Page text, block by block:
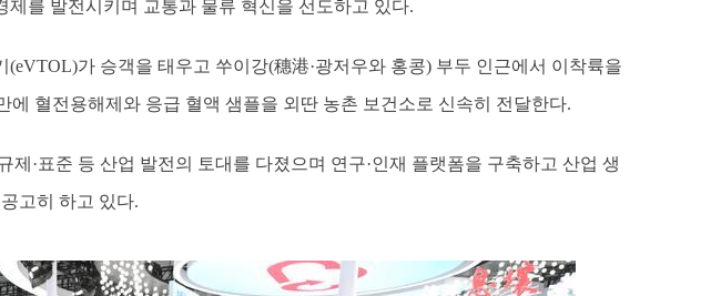
를 발전시키며 교통과 물류 혁신을 선도하고 있다.
가 승객을 태우고 쑤이강(穗港·광저우와 홍콩) 부두 인근에서 이착륙을
혈전용해제와 응급 혈액 샘플을 외딴 농촌 보건소로 신속히 전달한다.
·표준 등 산업 발전의 토대를 다졌으며 연구·인재 플랫폼을 구축하고 산업 생
고히 하고 있다.